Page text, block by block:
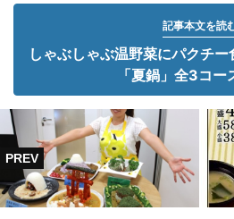
記事本文を読
しゃぶしゃぶ温野菜にパクチー
「夏鍋」全3コー